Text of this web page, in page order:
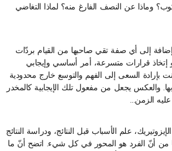
وماذا عن النصف الفارغ منه؟ لماذا التغاضي
إضافة إلى أي صفة تقي صاحبها من القيام بردّات
قرارات متسرعة، أمر أساسي وإيجابي
بإرادة السعى إلى الفهم والتوسع خارج محدودية
والعكس يجعل من مفعول تلك الإيجابية كالمخدر
الزمن…
علم الأسباب قبل النتائج، ودراسة النتائج
من أنّ الفرد هو المحور في كل شيء. اتضح أنّ ما